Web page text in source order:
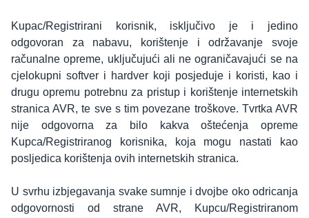
Kupac/Registrirani korisnik, isključivo je i jedino
odgovoran za nabavu, korištenje i održavanje svoje
računalne opreme, uključujući ali ne ograničavajući se na
cjelokupni softver i hardver koji posjeduje i koristi, kao i
drugu opremu potrebnu za pristup i korištenje internetskih
stranica AVR, te sve s tim povezane troškove. Tvrtka AVR
nije odgovorna za bilo kakva oštećenja opreme
Kupca/Registriranog korisnika, koja mogu nastati kao
posljedica korištenja ovih internetskih stranica.
U svrhu izbjegavanja svake sumnje i dvojbe oko odricanja
odgovornosti od strane AVR, Kupcu/Registriranom